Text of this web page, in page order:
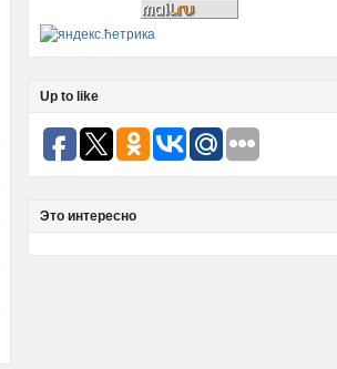
Up to like
Это интересно